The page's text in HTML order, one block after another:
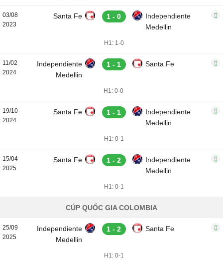
03/08
2023
Santa Fe 1 - 0
Independiente
Medellin
H1: 1-0
11/02
2024
Independiente
Medellin
1 - 1 Santa Fe
H1: 0-0
19/10
2024
Santa Fe 1 - 1
Independiente
Medellin
H1: 0-1
15/04
2025
Santa Fe 1 - 2
Independiente
Medellin
H1: 0-1
CÚP QUỐC GIA COLOMBIA
25/09
2025
Independiente
Medellin
1 - 2 Santa Fe
H1: 0-1